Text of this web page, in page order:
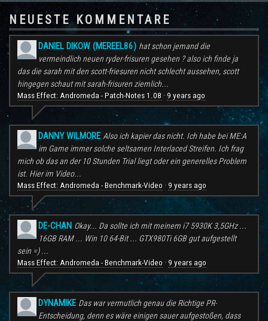
NEUESTE KOMMENTARE
DANIEL DIKOW (MEREEL86) hat schon jemand die
vermeindlich neuen ryder-frisuren gesehen ? also ich finde ja
das die sarah mit den scott-friesuren nicht schlecht aussehen, scott
hingegen schaut mit sarah-frisuren ziemlich...
Mass Effect: Andromeda - Patch-Notes 1.08 · 9 years ago
DANNY WILMORE Also ich kapier das nicht. Ich habe bei ME:A
im Game immer solche seltsamen Interlaced Streifen. Ich frag
mich ob das an der 10 Stunden Trial liegt oder ein generelles Problem
ist. Hier im Video...
Mass Effect: Andromeda - Benchmark-Video · 9 years ago
DE-CHAN Okay... Da sollte ich mit meinem i7 5930K 3,5GHz ...
16GB RAM ... Win 10 64-Bit ... GTX980Ti 6GB gut aufgestellt
sein =) ...
Mass Effect: Andromeda - Benchmark-Video · 9 years ago
DYNAMIKE Das war vermutlich genau die Richtige PR-
Entscheidung, denn es wäre einigen sauer aufgestoßen, dass